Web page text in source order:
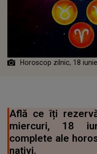
Horoscop zilnic, 18
Află ce îți
miercuri, 18
complete ale
nativi.